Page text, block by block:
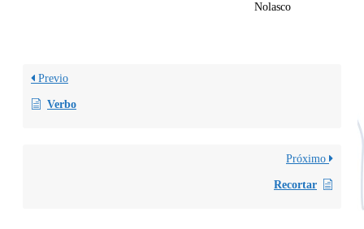
Nolasco
Previo
Verbo
Próximo
Recortar